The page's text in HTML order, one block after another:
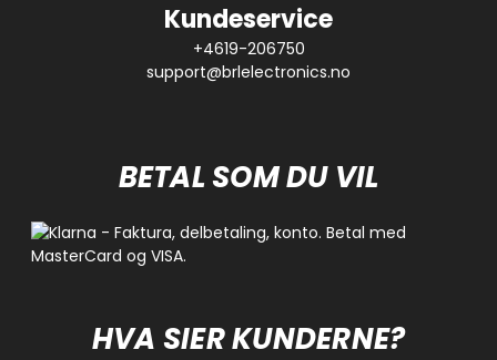
Kundeservice
+4619-206750
support@brlelectronics.no
BETAL SOM DU VIL
HVA SIER KUNDERNE?